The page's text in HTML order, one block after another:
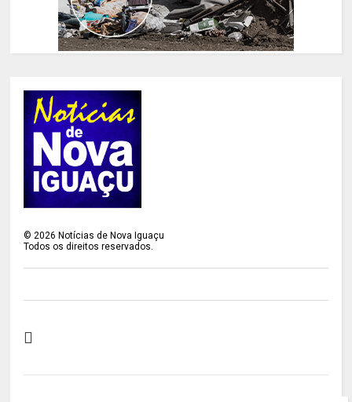
©2026 Notícias de Nova Iguaçu
Todos os direitos reservados.